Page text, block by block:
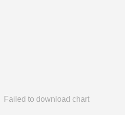
Failed to download chart